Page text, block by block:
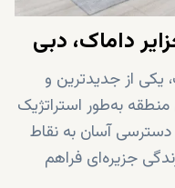
داماک، دبی
یکی از جدیدترین و
به‌طور استراتژیک
آسان به نقاط
جزیره‌ای فراهم